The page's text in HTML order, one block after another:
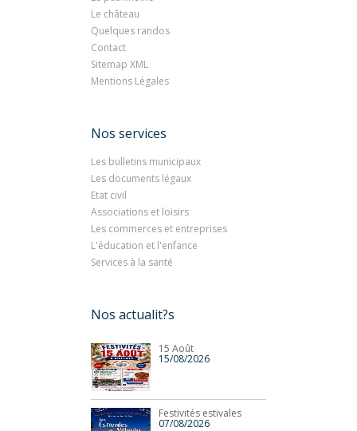
Le château
Quelques randos
Contact
Sitemap XML
Mentions Légales
Nos services
Les bulletins municipaux
Les documents légaux
Etat civil
Associations et loisirs
Les commerces et entreprises
L'éducation et l'enfance
Services à la santé
Nos actualit?s
15 Août
15/08/2026
Festivités estivales
07/08/2026